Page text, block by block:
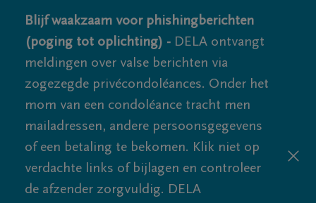
Blijf waakzaam voor phishingberichten
(poging tot oplichting) - DELA ontvangt
meldingen over valse berichten via
zogezegde privécondoléances. Onder het
mom van een condoléance tracht men
mailadressen, andere persoonsgegevens
of een betaling te bekomen. Klik niet op
verdachte links of bijlagen en controleer
de afzender zorgvuldig. DELA